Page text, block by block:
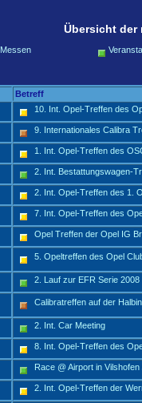
Übersicht der
Messen
Betreff
10. Int. Opel-Treffen des
9. Internationales Calibra
1. Int. Opel-Treffen des
2. Int. Bestattungswagen-
2. Int. Opel-Treffen des 1.
7. Int. Opel-Treffen des
Opel Treffen der Opel IG
5. Opeltreffen des Opel
2. Lauf zur EFR Serie 2008
Calibratreffen auf der
2. Int. Car Meeting
8. Int. Opel-Treffen des
Race @ Airport in Vilshofen
2. Int. Opel-Treffen der